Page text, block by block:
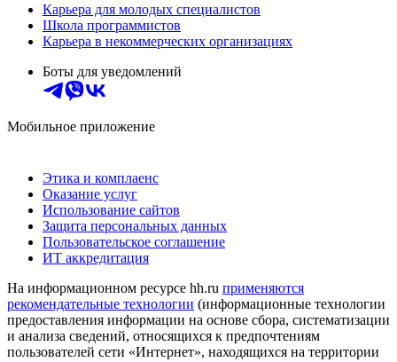
Карьера для молодых специалистов
Школа программистов
Карьера в некоммерческих организациях
Боты для уведомлений
Мобильное приложение
Этика и комплаенс
Оказание услуг
Использование сайтов
Защита персональных данных
Пользовательское соглашение
ИТ аккредитация
На информационном ресурсе hh.ru применяются
рекомендательные технологии (информационные технологии
предоставления информации на основе сбора, систематизации
и анализа сведений, относящихся к предпочтениям
пользователей сети «Интернет», находящихся на территории